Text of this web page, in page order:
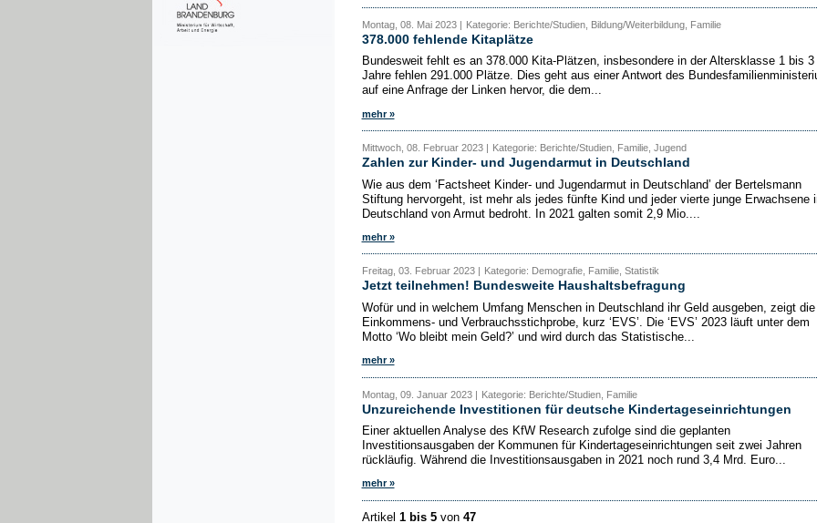
Montag, 08. Mai 2023 | Kategorie: Berichte/Studien, Bildung/Weiterbildung, Familie
378.000 fehlende Kitaplätze
Bundesweit fehlt es an 378.000 Kita-Plätzen, insbesondere in der Altersklasse 1 bis 3
Jahre fehlen 291.000 Plätze. Dies geht aus einer Antwort des
auf eine Anfrage der Linken hervor, die dem...
mehr »
Mittwoch, 08. Februar 2023 | Kategorie: Berichte/Studien, Familie, Jugend
Zahlen zur Kinder- und Jugendarmut in Deutschland
Wie aus dem ‘Factsheet Kinder- und Jugendarmut in Deutschland’ der Bertelsmann
Stiftung hervorgeht, ist mehr als jedes fünfte Kind und jeder vierte junge Erwachsene
Deutschland von Armut bedroht. In 2021 galten somit 2,9 Mio....
mehr »
Freitag, 03. Februar 2023 | Kategorie: Demografie, Familie, Statistik
Jetzt teilnehmen! Bundesweite Haushaltsbefragung
Wofür und in welchem Umfang Menschen in Deutschland ihr Geld ausgeben, zeigt die
Einkommens- und Verbrauchsstichprobe, kurz ‘EVS’. Die ‘EVS’ 2023 läuft unter dem
Motto ‘Wo bleibt mein Geld?’ und wird durch das Statistische...
mehr »
Montag, 09. Januar 2023 | Kategorie: Berichte/Studien, Familie
Unzureichende Investitionen für deutsche Kindertageseinrichtungen
Einer aktuellen Analyse des KfW Research zufolge sind die geplanten
Investitionsausgaben der Kommunen für Kindertageseinrichtungen seit zwei Jahren
rückläufig. Während die Investitionsausgaben in 2021 noch rund 3,4 Mrd. Euro...
mehr »
Artikel 1 bis 5von 47